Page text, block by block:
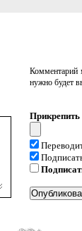
Комментарий
нужно будет
Прикрепить